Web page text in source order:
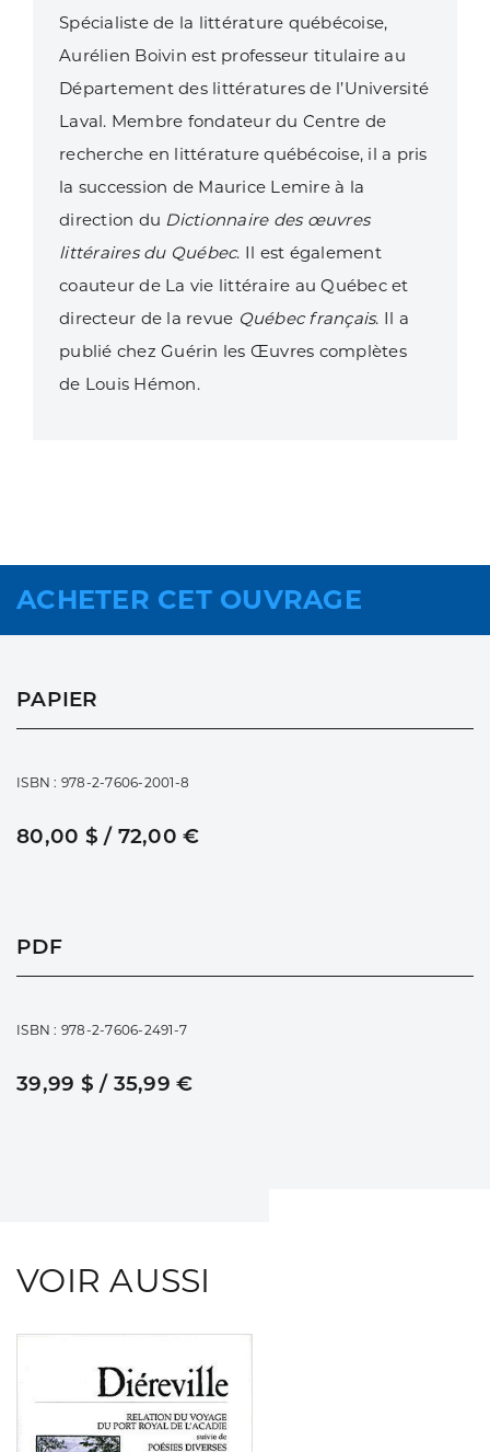
Spécialiste de la littérature québécoise,
Aurélien Boivin est professeur titulaire au
Département des littératures de l’Université
Laval. Membre fondateur du Centre de
recherche en littérature québécoise, il a pris
la succession de Maurice Lemire à la
direction du Dictionnaire des œuvres
littéraires du Québec. Il est également
coauteur de La vie littéraire au Québec et
directeur de la revue Québec français. Il a
publié chez Guérin les Œuvres complètes
de Louis Hémon.
ACHETER CET OUVRAGE
PAPIER
ISBN : 978-2-7606-2001-8
80,00 $ / 72,00 €
PDF
ISBN : 978-2-7606-2491-7
39,99 $ / 35,99 €
VOIR AUSSI